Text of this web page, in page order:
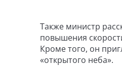
Также министр
повышения
Кроме того, он
«открытого неба».